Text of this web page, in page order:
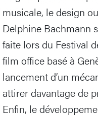
musicale, le design
Delphine Bachmann
faite lors du Festival
film office basé à
lancement d’un
attirer davantage de
Enfin, le